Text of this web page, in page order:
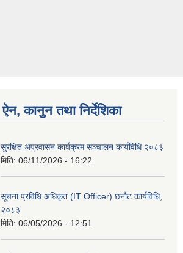
ऐन, कानुन तथा निर्देशिका
सुरक्षित अप्रवासन कार्यक्रम सञ्चालन कार्यविधि २०८३
मिति: 06/11/2026 - 16:22
सूचना प्रविधि अधिकृत (IT Officer) छनौट कार्यविधि,
२०८३
मिति: 06/05/2026 - 12:51